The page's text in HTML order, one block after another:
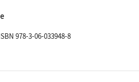
978-3-06-033948-8